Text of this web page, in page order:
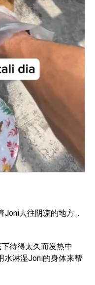
去往阴凉的地方，
待得太久而发热中
水淋湿Joni的身体来帮